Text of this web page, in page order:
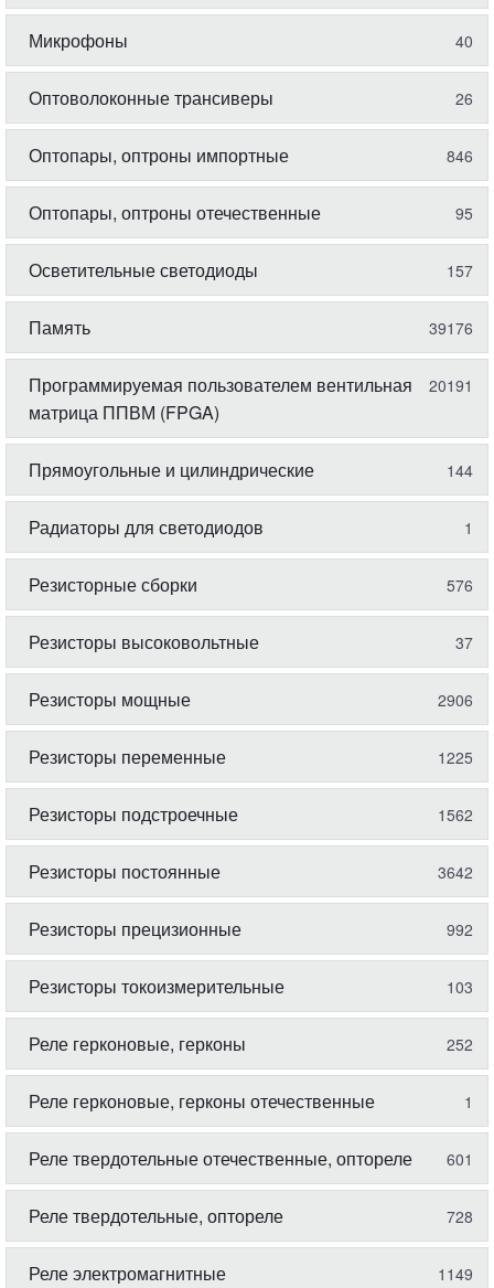
Микрофоны 40
Оптоволоконные трансиверы 26
Оптопары, оптроны импортные 846
Оптопары, оптроны отечественные 95
Осветительные светодиоды 157
Память 39176
Программируемая пользователем вентильная
матрица ППВМ (FPGA)
20191
Прямоугольные и цилиндрические 144
Радиаторы для светодиодов 1
Резисторные сборки 576
Резисторы высоковольтные 37
Резисторы мощные 2906
Резисторы переменные 1225
Резисторы подстроечные 1562
Резисторы постоянные 3642
Резисторы прецизионные 992
Резисторы токоизмерительные 103
Реле герконовые, герконы 252
Реле герконовые, герконы отечественные 1
Реле твердотельные отечественные, оптореле 601
Реле твердотельные, оптореле 728
Реле электромагнитные 1149